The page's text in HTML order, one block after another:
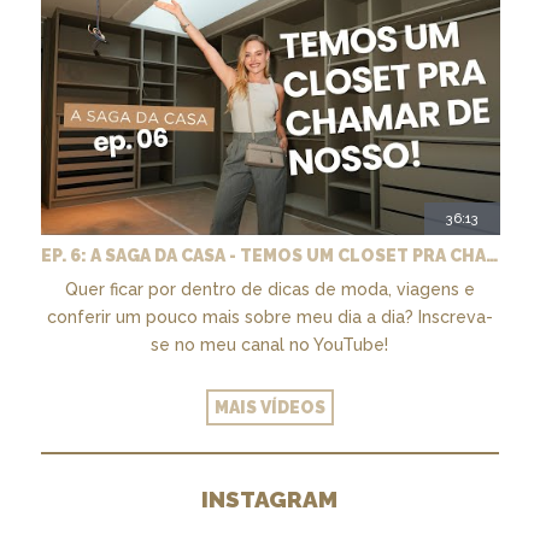
36:13
EP. 6: A SAGA DA CASA - TEMOS UM CLOSET PRA CHAMAR DE NOSSO + MARCENARIA E PAISAGISMO
Quer ficar por dentro de dicas de moda, viagens e
conferir um pouco mais sobre meu dia a dia? Inscreva-
se no meu canal no YouTube!
MAIS VÍDEOS
INSTAGRAM